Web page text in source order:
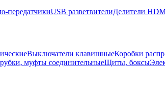
передатчикиUSB разветвителиДелители
Выключатели клавишныеКоробки
муфты соединительныеЩиты, боксы